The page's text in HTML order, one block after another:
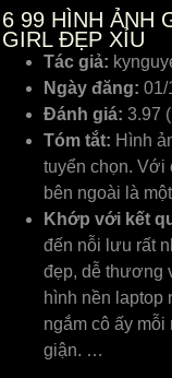
6 99 HÌNH ẢNH
GIRL ĐẸP XỈU
Tác giả:
Ngày đăng: 01/
Đánh giá: 3.97
Tóm tắt: Hình
tuyển chọn. Với
bên ngoài là
Khớp với kết
đến nỗi lưu rất
đẹp, dễ thương
hình nền laptop
ngắm cô ấy
giận. …